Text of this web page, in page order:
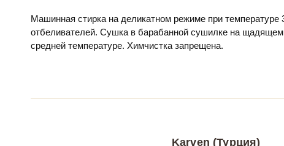
Машинная стирка на деликатном режиме при температуре
отбеливателей. Сушка в барабанной сушилке на
средней температуре. Химчистка запрещена.
Karven (Турция)